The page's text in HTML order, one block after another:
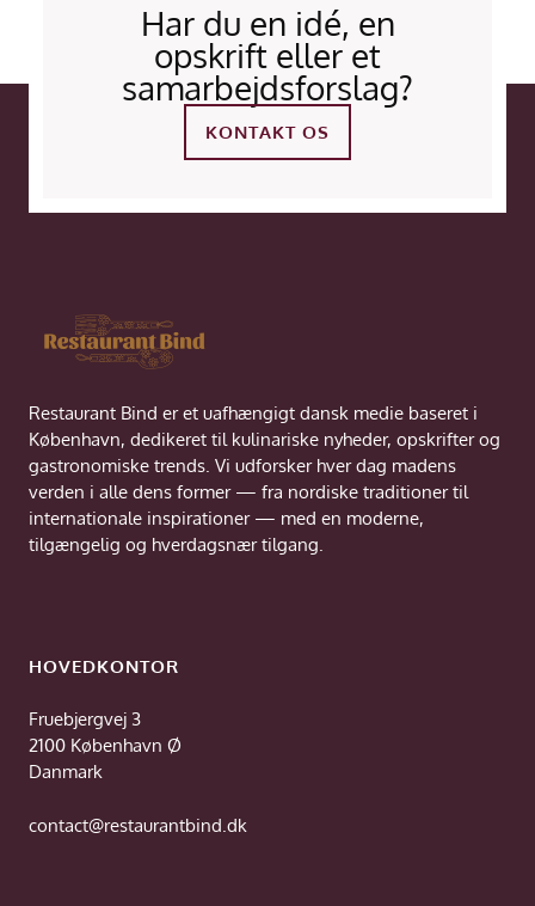
Har du en idé, en
opskrift eller et
samarbejdsforslag?
KONTAKT OS
Restaurant Bind er et uafhængigt dansk medie baseret i
København, dedikeret til kulinariske nyheder, opskrifter og
gastronomiske trends. Vi udforsker hver dag madens
verden i alle dens former — fra nordiske traditioner til
internationale inspirationer — med en moderne,
tilgængelig og hverdagsnær tilgang.
HOVEDKONTOR
Fruebjergvej 3
2100 København Ø
Danmark
contact@restaurantbind.dk